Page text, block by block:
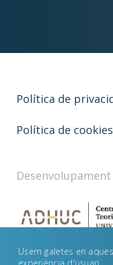
Política de
Política de cookies
Usem galetes en